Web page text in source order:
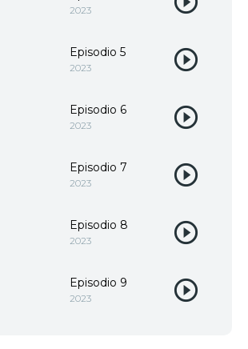
2023
Episodio 5
2023
Episodio 6
2023
Episodio 7
2023
Episodio 8
2023
Episodio 9
2023